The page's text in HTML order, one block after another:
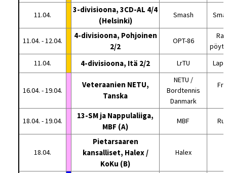
11.04.
3-divisioona, 3CD-AL 4/4
(Helsinki)
Smash
11.04. - 12.04.
4-divisioona, Pohjoinen
2/2
OPT-86
11.04.
4-divisioona, Itä 2/2 LrTU
16.04. - 19.04.
Veteraanien NETU,
Tanska
NETU /
Bordtennis
Danmark
18.04. - 19.04.
13-SM ja Nappulaliiga,
MBF (A)
MBF
18.04.
Pietarsaaren
kansalliset, Halex /
KoKu (B)
Halex